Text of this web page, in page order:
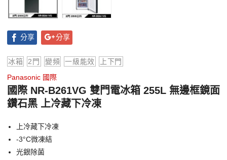
分享 分享
冰箱 2門 變頻 一級能效
上下門
Panasonic 國際
國際 NR-B261VG 雙門電冰箱 255L 無邊框鏡面
鑽石黑 上冷藏下冷凍
上冷藏下冷凍
-3°C微凍結
光銀除菌